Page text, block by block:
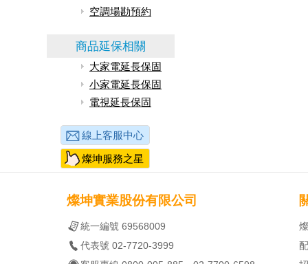
空調場勘預約
商品延保相關
大家電延長保固
小家電延長保固
電視延長保固
線上客服中心
燦坤服務之星